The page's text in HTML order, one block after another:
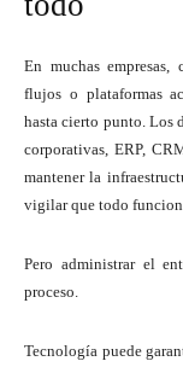
En muchas empresas,
flujos o plataformas
hasta cierto punto. Los
corporativas, ERP,
mantener la
vigilar que todo
Pero administrar el
proceso.
Tecnología puede